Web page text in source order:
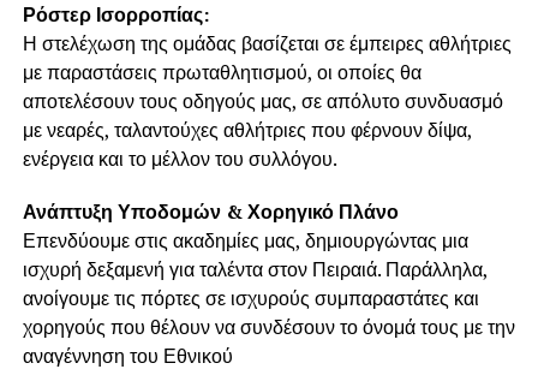
Ρόστερ Ισορροπίας:
Η στελέχωση της ομάδας βασίζεται σε έμπειρες αθλήτριες
με παραστάσεις πρωταθλητισμού, οι οποίες θα
αποτελέσουν τους οδηγούς μας, σε απόλυτο συνδυασμό
με νεαρές, ταλαντούχες αθλήτριες που φέρνουν δίψα,
ενέργεια και το μέλλον του συλλόγου.
Ανάπτυξη Υποδομών & Χορηγικό Πλάνο
Επενδύουμε στις ακαδημίες μας, δημιουργώντας μια
ισχυρή δεξαμενή για ταλέντα στον Πειραιά. Παράλληλα,
ανοίγουμε τις πόρτες σε ισχυρούς συμπαραστάτες και
χορηγούς που θέλουν να συνδέσουν το όνομά τους με την
αναγέννηση του Εθνικού